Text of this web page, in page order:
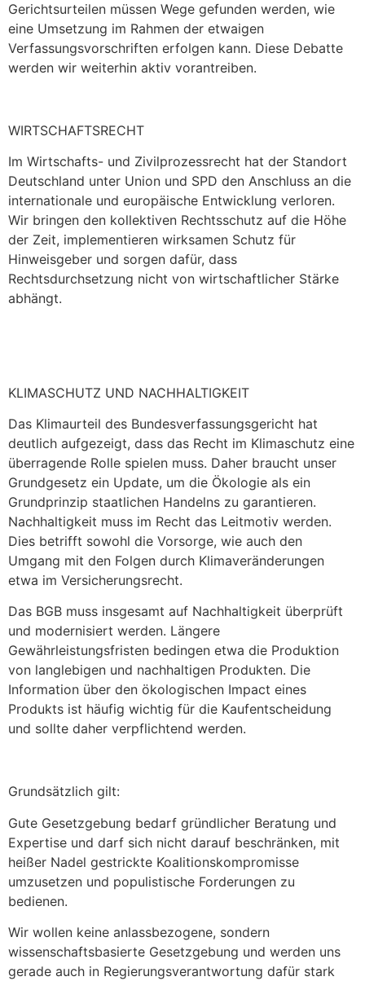
Gerichtsurteilen müssen Wege gefunden werden, wie
eine Umsetzung im Rahmen der etwaigen
Verfassungsvorschriften erfolgen kann. Diese Debatte
werden wir weiterhin aktiv vorantreiben.
WIRTSCHAFTSRECHT
Im Wirtschafts- und Zivilprozessrecht hat der Standort
Deutschland unter Union und SPD den Anschluss an die
internationale und europäische Entwicklung verloren.
Wir bringen den kollektiven Rechtsschutz auf die Höhe
der Zeit, implementieren wirksamen Schutz für
Hinweisgeber und sorgen dafür, dass
Rechtsdurchsetzung nicht von wirtschaftlicher Stärke
abhängt.
KLIMASCHUTZ UND NACHHALTIGKEIT
Das Klimaurteil des Bundesverfassungsgericht hat
deutlich aufgezeigt, dass das Recht im Klimaschutz eine
überragende Rolle spielen muss. Daher braucht unser
Grundgesetz ein Update, um die Ökologie als ein
Grundprinzip staatlichen Handelns zu garantieren.
Nachhaltigkeit muss im Recht das Leitmotiv werden.
Dies betrifft sowohl die Vorsorge, wie auch den
Umgang mit den Folgen durch Klimaveränderungen
etwa im Versicherungsrecht.
Das BGB muss insgesamt auf Nachhaltigkeit überprüft
und modernisiert werden. Längere
Gewährleistungsfristen bedingen etwa die Produktion
von langlebigen und nachhaltigen Produkten. Die
Information über den ökologischen Impact eines
Produkts ist häufig wichtig für die Kaufentscheidung
und sollte daher verpflichtend werden.
Grundsätzlich gilt:
Gute Gesetzgebung bedarf gründlicher Beratung und
Expertise und darf sich nicht darauf beschränken, mit
heißer Nadel gestrickte Koalitionskompromisse
umzusetzen und populistische Forderungen zu
bedienen.
Wir wollen keine anlassbezogene, sondern
wissenschaftsbasierte Gesetzgebung und werden uns
gerade auch in Regierungsverantwortung dafür stark